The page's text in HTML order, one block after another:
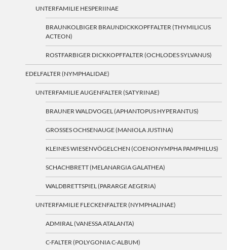
UNTERFAMILIE HESPERIINAE
BRAUNKOLBIGER BRAUNDICKKOPFFALTER (THYMILICUS
ACTEON)
ROSTFARBIGER DICKKOPFFALTER (OCHLODES SYLVANUS)
EDELFALTER (NYMPHALIDAE)
UNTERFAMILIE AUGENFALTER (SATYRINAE)
BRAUNER WALDVOGEL (APHANTOPUS HYPERANTUS)
GROSSES OCHSENAUGE (MANIOLA JUSTINA)
KLEINES WIESENVÖGELCHEN (COENONYMPHA PAMPHILUS)
SCHACHBRETT (MELANARGIA GALATHEA)
WALDBRETTSPIEL (PARARGE AEGERIA)
UNTERFAMILIE FLECKENFALTER (NYMPHALINAE)
ADMIRAL (VANESSA ATALANTA)
C-FALTER (POLYGONIA C-ALBUM)